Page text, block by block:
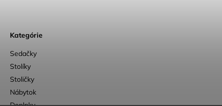
Kategórie
Sedačky
Stolíky
Stoličky
Nábytok